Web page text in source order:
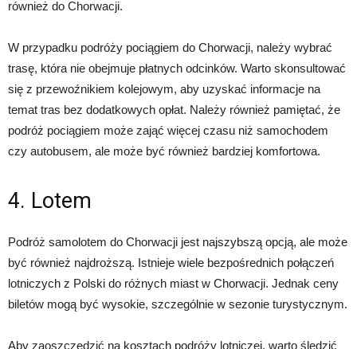
również do Chorwacji.
W przypadku podróży pociągiem do Chorwacji, należy wybrać
trasę, która nie obejmuje płatnych odcinków. Warto skonsultować
się z przewoźnikiem kolejowym, aby uzyskać informacje na
temat tras bez dodatkowych opłat. Należy również pamiętać, że
podróż pociągiem może zająć więcej czasu niż samochodem
czy autobusem, ale może być również bardziej komfortowa.
4. Lotem
Podróż samolotem do Chorwacji jest najszybszą opcją, ale może
być również najdroższą. Istnieje wiele bezpośrednich połączeń
lotniczych z Polski do różnych miast w Chorwacji. Jednak ceny
biletów mogą być wysokie, szczególnie w sezonie turystycznym.
Aby zaoszczędzić na kosztach podróży lotniczej, warto śledzić